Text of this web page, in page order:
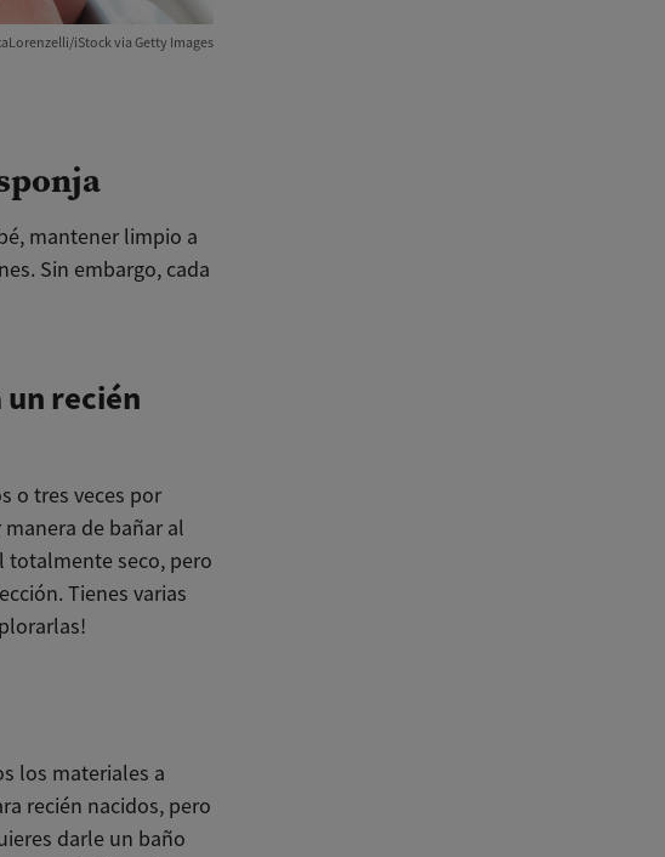
iStock via Getty Images
mantener limpio a
Sin embargo, cada
un recién
o tres veces por
de bañar al
totalmente seco, pero
Tienes varias
los materiales a
recién nacidos, pero
darle un baño